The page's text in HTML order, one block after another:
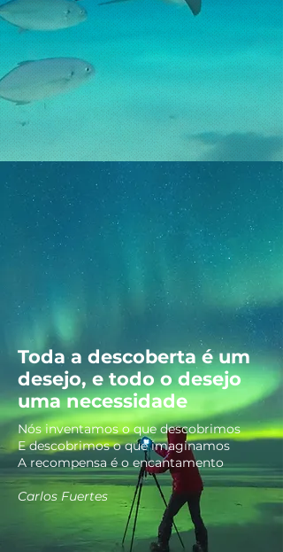
Toda a descoberta é um
desejo, e todo o desejo
uma necessidade
Nós inventamos o que descobrimos
E descobrimos o que imaginamos
A recompensa é o encantamento
Carlos Fuertes